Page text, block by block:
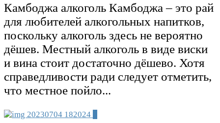
Камбоджа алкоголь Камбоджа – это рай
для любителей алкогольных напитков,
поскольку алкоголь здесь не вероятно
дёшев. Местный алкоголь в виде виски
и вина стоит достаточно дёшево. Хотя
справедливости ради следует отметить,
что местное пойло...